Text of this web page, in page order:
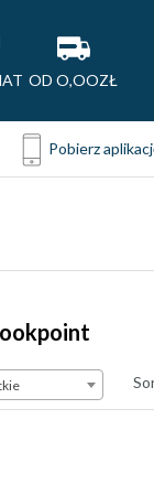
OD O,OOZŁ
Pobierz